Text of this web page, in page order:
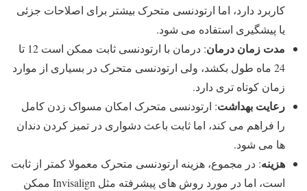
کاربرد دارد، اما ارتودنسی متحرک بیشتر برای اصلاحات جزئی
یا پیشگیری استفاده می شود.
مدت زمان درمان
: درمان با ارتودنسی ثابت ممکن است 12 تا
24 ماه طول بکشد، ولی ارتودنسی متحرک در بسیاری از موارد
زمان کوتاه تری دارد.
رعایت بهداشت: ارتودنسی متحرک امکان مسواک زدن کامل
را فراهم می کند، اما ثابت باعث دشواری در تمیز کردن دندان
ها می شود.
هزینه: در مجموع، هزینه ارتودنسی متحرک معمولا کمتر از ثابت
است، اما در مورد روش های پیشرفته مثل Invisalign ممکن